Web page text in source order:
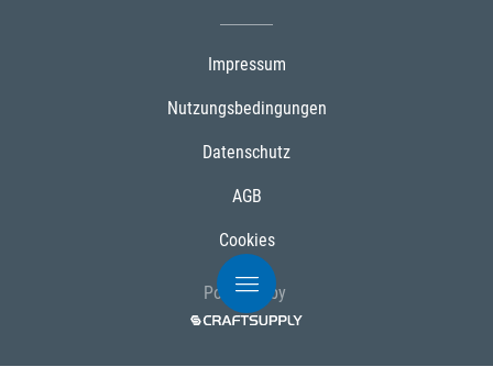
Impressum
Nutzungsbedingungen
Datenschutz
AGB
Cookies
Powered by